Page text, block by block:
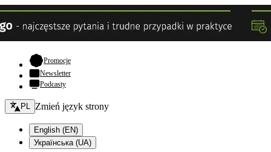
Promocje- otwiera się w nowej karcie
Newsletter
Podcasty
Zmień język - bieżący:
PL Zmień język strony
English (EN)
Українська (UA)